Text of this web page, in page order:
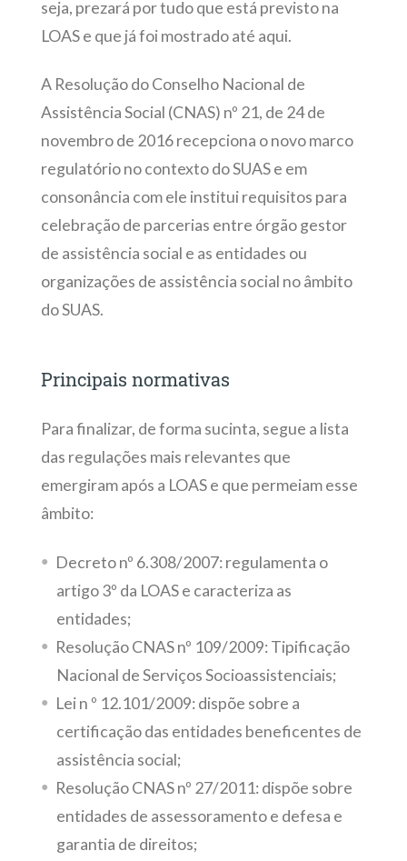
seja, prezará por tudo que está previsto na
LOAS e que já foi mostrado até aqui.
A Resolução do Conselho Nacional de
Assistência Social (CNAS) nº 21, de 24 de
novembro de 2016 recepciona o novo marco
regulatório no contexto do SUAS e em
consonância com ele institui requisitos para
celebração de parcerias entre órgão gestor
de assistência social e as entidades ou
organizações de assistência social no âmbito
do SUAS.
Principais normativas
Para finalizar, de forma sucinta, segue a lista
das regulações mais relevantes que
emergiram após a LOAS e que permeiam esse
âmbito:
Decreto nº 6.308/2007: regulamenta o
artigo 3º da LOAS e caracteriza as
entidades;
Resolução CNAS nº 109/2009: Tipificação
Nacional de Serviços Socioassistenciais;
Lei n º 12.101/2009: dispõe sobre a
certificação das entidades beneficentes de
assistência social;
Resolução CNAS nº 27/2011: dispõe sobre
entidades de assessoramento e defesa e
garantia de direitos;